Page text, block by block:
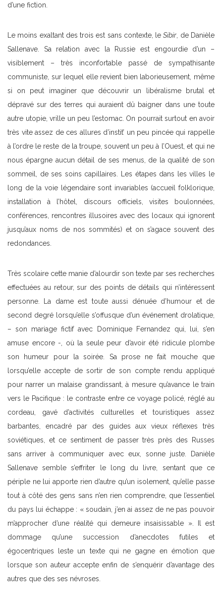
d’une fiction.
Le moins exaltant des trois est sans contexte, leSibir , de Danièle
Sallenave. Sa relation avec la Russie est engourdie d’un –
visiblement – très inconfortable passé de sympathisante
communiste, sur lequel elle revient bien laborieusement, même
si on peut imaginer que découvrir un libéralisme brutal et
dépravé sur des terres qui auraient dû baigner dans une toute
autre utopie, vrille un peu l’estomac. On pourrait surtout en avoir
très vite assez de ces allures d’instit’ un peu pincée qui rappelle
à l’ordre le reste de la troupe, souvent un peu à l’Ouest, et qui ne
nous épargne aucun détail de ses menus, de la qualité de son
sommeil, de ses soins capillaires. Les étapes dans les villes le
long de la voie légendaire sont invariables (accueil folklorique,
installation à l’hôtel, discours officiels, visites boulonnées,
conférences, rencontres illusoires avec des locaux qui ignorent
jusqu’aux noms de nos sommités) et on s’agace souvent des
redondances.
Très scolaire cette manie d’alourdir son texte par ses recherches
effectuées au retour, sur des points de détails qui n’intéressent
personne. La dame est toute aussi dénuée d’humour et de
second degré lorsqu’elle s’offusque d’un événement drolatique,
– son mariage fictif avec Dominique Fernandez qui, lui, s’en
amuse encore -, où la seule peur d’avoir été ridicule plombe
son humeur pour la soirée. Sa prose ne fait mouche que
lorsqu’elle accepte de sortir de son compte rendu appliqué
pour narrer un malaise grandissant, à mesure qu’avance le train
vers le Pacifique : le contraste entre ce voyage policé, réglé au
cordeau, gavé d’activités culturelles et touristiques assez
barbantes, encadré par des guides aux vieux réflexes très
soviétiques, et ce sentiment de passer très près des Russes
sans arriver à communiquer avec eux, sonne juste. Danièle
Sallenave semble s’effriter le long du livre, sentant que ce
périple ne lui apporte rien d’autre qu’un isolement, qu’elle passe
tout à côté des gens sans n’en rien comprendre, que l’essentiel
du pays lui échappe : « soudain, j’en ai assez de ne pas pouvoir
m’approcher d’une réalité qui demeure insaisissable ». Il est
dommage qu’une succession d’anecdotes futiles et
égocentriques leste un texte qui ne gagne en émotion que
lorsque son auteur accepte enfin de s’enquérir d’avantage des
autres que des ses névroses.